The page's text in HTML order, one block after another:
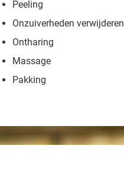
Peeling
Onzuiverheden verwijderen
Ontharing
Massage
Pakking